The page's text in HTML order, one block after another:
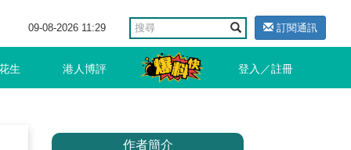
09-08-2026 11:29 訂閱通訊
生 港人博評 登入／註冊
作者簡介